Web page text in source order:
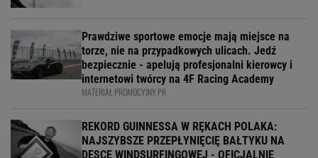
Prawdziwe sportowe emocje mają miejsce na
torze, nie na przypadkowych ulicach. Jedź
bezpiecznie - apelują profesjonalni kierowcy i
internetowi twórcy na 4F Racing Academy
MATERIAŁ PROMOCYJNY PR
REKORD GUINNESSA W RĘKACH POLAKA:
NAJSZYBSZE PRZEPŁYNIĘCIĘ BAŁTYKU NA
DESCE WINDSURFINGOWEJ - OFICJALNIE